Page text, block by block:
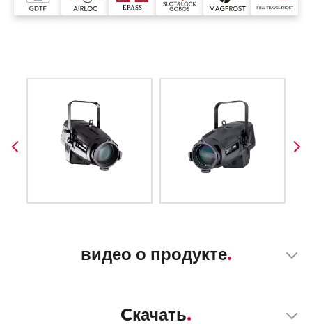
видео о продукте
Cкачать